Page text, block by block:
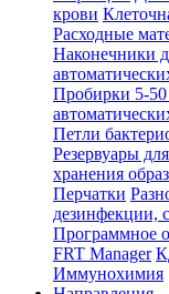
крови
Расходные
Наконечники
Пробирки 5-
Петли
Резервуары
хранения
Перчатки
дезинфекции,
Программное
FRT Manager
Иммунохимия